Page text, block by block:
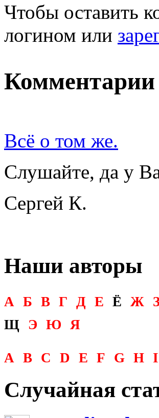
Чтобы оставить
логином или
Комментарии
Всё о том же.
Слушайте, да у
Сергей К.
Наши авторы
А Б В Г Д Е Ё Ж
Щ Э Ю Я
A B C D E F G H I
Случайная